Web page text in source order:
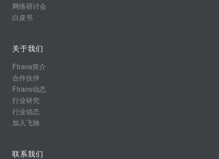
网络研讨会
白皮书
关于我们
Ftrans简介
合作伙伴
Ftrans动态
行业研究
行业动态
加入飞驰
联系我们